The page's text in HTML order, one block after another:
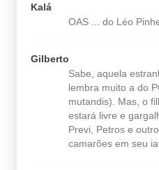
Kalá
OAS ... do Léo
Gilberto
Sabe, aquela
lembra muito a do
mutandis). Mas, o
estará livre e
Previ, Petros e
camarões em seu